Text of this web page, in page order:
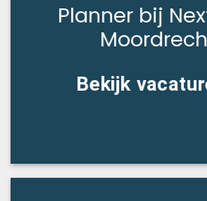
Planner bij
Bekijk